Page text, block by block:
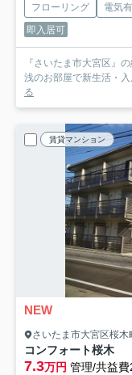
フローリング
電気有
即入居可
『さいたま市大宮区』
浅のお部屋で新生活・
る
賃貸マンション
NEW
さいたま市大宮区桜木
コンフォート桜木
7.3万円 管理/共益費